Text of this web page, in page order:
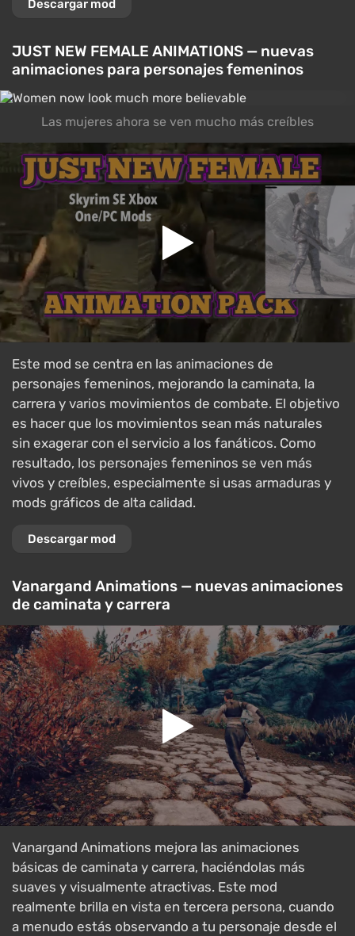
Descargar mod
JUST NEW FEMALE ANIMATIONS — nuevas
animaciones para personajes femeninos
Las mujeres ahora se ven mucho más creíbles
Este mod se centra en las animaciones de
personajes femeninos, mejorando la caminata, la
carrera y varios movimientos de combate. El objetivo
es hacer que los movimientos sean más naturales
sin exagerar con el servicio a los fanáticos. Como
resultado, los personajes femeninos se ven más
vivos y creíbles, especialmente si usas armaduras y
mods gráficos de alta calidad.
Descargar mod
Vanargand Animations — nuevas animaciones
de caminata y carrera
Vanargand Animations mejora las animaciones
básicas de caminata y carrera, haciéndolas más
suaves y visualmente atractivas. Este mod
realmente brilla en vista en tercera persona, cuando
a menudo estás observando a tu personaje desde el